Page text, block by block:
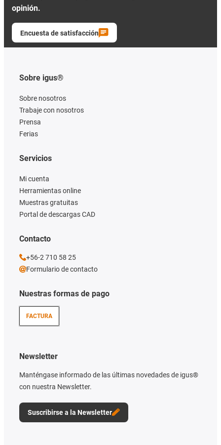
opinión.
Encuesta de satisfacción
Sobre igus®
Sobre nosotros
Trabaje con nosotros
Prensa
Ferias
Nuestras formas de pago
FACTURA
Servicios
Mi cuenta
Herramientas online
Muestras gratuitas
Portal de descargas CAD
Newsletter
Manténgase informado de las últimas novedades de igus®
con nuestra Newsletter.
Suscribirse a la Newsletter
Contacto
+56-2 710 58 25
Formulario de contacto